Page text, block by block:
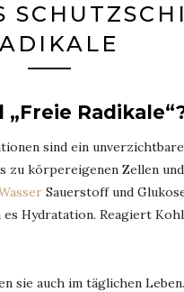
„Freie
sind ein
zu körpereigenen Zellen
Sauerstoff und
Hydratation. Reagiert
auch im täglichen